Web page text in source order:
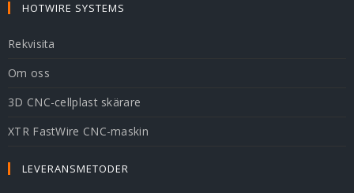
HOTWIRE SYSTEMS
Rekvisita
Om oss
3D CNC-cellplast skärare
XTR FastWire CNC-maskin
LEVERANSMETODER